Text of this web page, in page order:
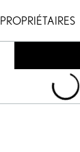
Aller au
PROPRIÉTAIRES